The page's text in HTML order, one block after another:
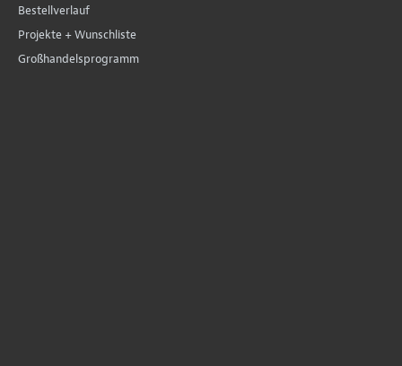
Bestellverlauf
Projekte + Wunschliste
Großhandelsprogramm